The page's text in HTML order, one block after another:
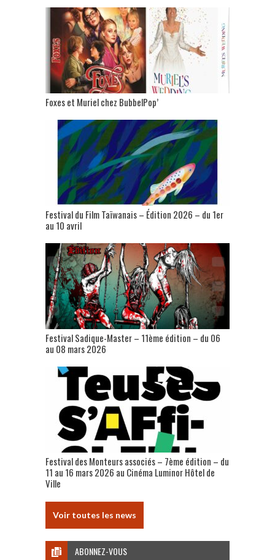
Foxes et Muriel chez BubbelPop’
Festival du Film Taïwanais – Édition 2026 – du 1er
au 10 avril
Festival Sadique-Master – 11ème édition – du 06
au 08 mars 2026
Festival des Monteurs associés – 7ème édition – du
11 au 16 mars 2026 au Cinéma Luminor Hôtel de
Ville
Voir toutes les news
ABONNEZ-VOUS